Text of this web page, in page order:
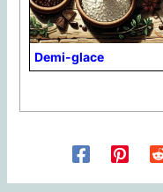
Demi-glace